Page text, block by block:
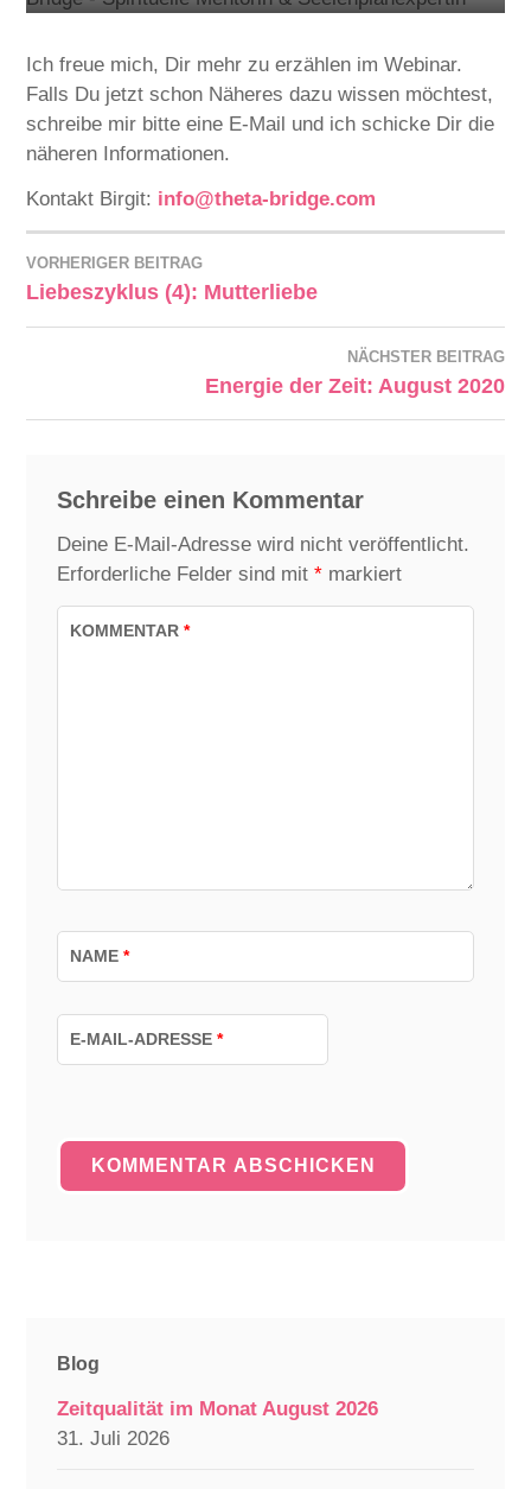
Ich freue mich, Dir mehr zu erzählen im Webinar.
Falls Du jetzt schon Näheres dazu wissen möchtest,
schreibe mir bitte eine E-Mail und ich schicke Dir die
näheren Informationen.
Kontakt Birgit: info@theta-bridge.com
VORHERIGER BEITRAG
Liebeszyklus (4): Mutterliebe
NÄCHSTER BEITRAG
Energie der Zeit: August 2020
Schreibe einen Kommentar
Deine E-Mail-Adresse wird nicht veröffentlicht.
Erforderliche Felder sind mit *markiert
KOMMENTAR*
NAME*
E-MAIL-ADRESSE*
Blog
Zeitqualität im Monat August 2026
31. Juli 2026